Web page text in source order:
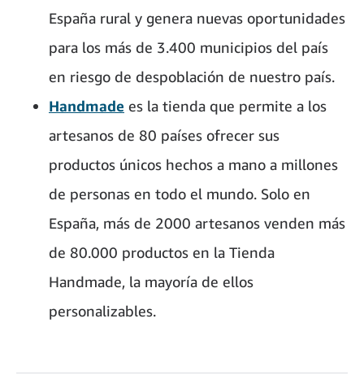
España rural y genera nuevas oportunidades
para los más de 3.400 municipios del país
en riesgo de despoblación de nuestro país.
Handmade es la tienda que permite a los
artesanos de 80 países ofrecer sus
productos únicos hechos a mano a millones
de personas en todo el mundo. Solo en
España, más de 2000 artesanos venden más
de 80.000 productos en la Tienda
Handmade, la mayoría de ellos
personalizables.